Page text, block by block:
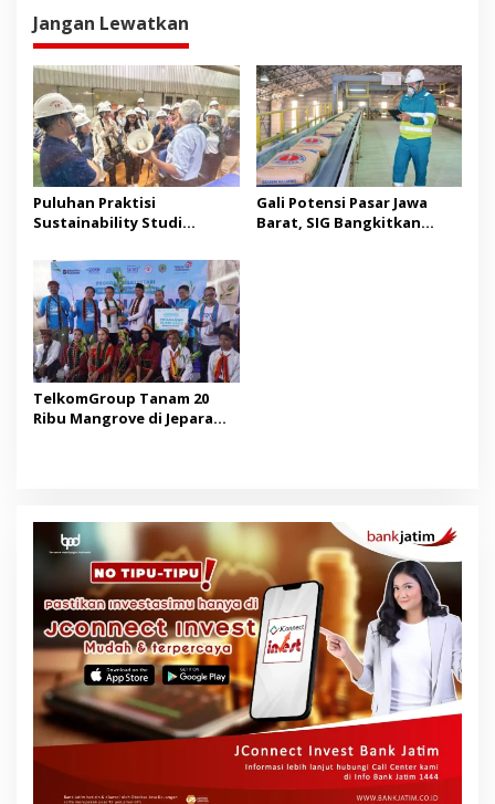
Jangan Lewatkan
Puluhan Praktisi
Sustainability Studi
Pelajari Praktik Industri
Hijau
Gali Potensi Pasar Jawa
Barat, SIG Bangkitkan
TelkomGroup Tanam 20
Ribu Mangrove di Jepara